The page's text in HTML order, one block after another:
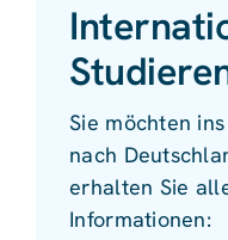
Sie möchten
nach
erhalten Sie
Informationen: